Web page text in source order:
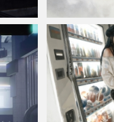
唯美古风仙气美